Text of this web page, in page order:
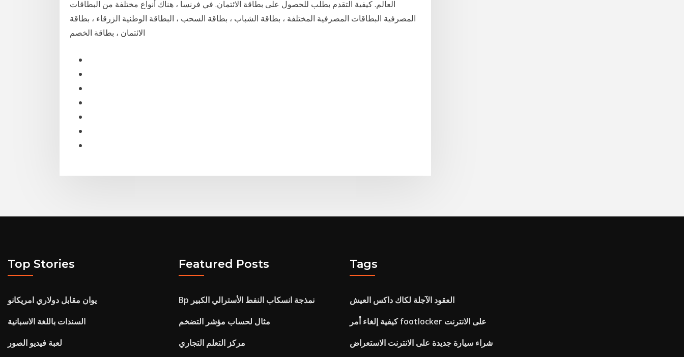
العالم. كيفية التقدم بطلب للحصول على بطاقة الائتمان. في فرنسا ، هناك أنواع مختلفة من البطاقات
المصرفية البطاقات المصرفية المختلفة ، بطاقة الشباب ، بطاقة السحب ، البطاقة الوطنية الزرقاء ، بطاقة
الائتمان ، بطاقة الخصم
Top Stories
يوان مقابل دولاري امريكانو
السندات باللغة الاسبانية
لعبة فيديو الصور
Featured Posts
Bp نمذجة انسكاب النفط الأسترالي الكبير
مثال لحساب مؤشر التضخم
مركز التعلم التجاري
Tags
العقود الآجلة لكاك داكس العيش
كيفية إلغاء أمر footlocker على الانترنت
شراء سيارة جديدة على الانترنت الاستعراض